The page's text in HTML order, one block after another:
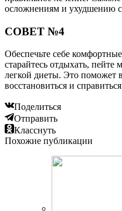
осложнениям и ухудшению
СОВЕТ №4
Обеспечьте себе
старайтесь отдыхать,
легкой диеты. Это поможет
восстановиться и
Поделиться
Отправить
Класснуть
Похожие публикации